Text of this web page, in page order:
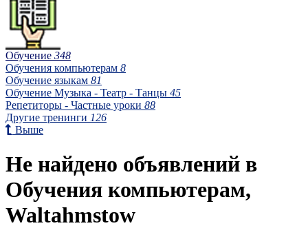
Обучение 348
Обучения компьютерам 8
Обучение языкам 81
Обучение Музыка - Театр - Танцы 45
Репетиторы - Частные уроки 88
Другие тренинги 126
Выше
Не найдено объявлений в
Обучения компьютерам,
Waltahmstow